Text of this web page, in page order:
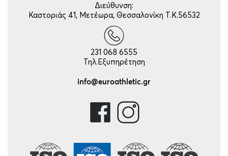
Διεύθυνση:
Καστοριάς 41, Μετέωρα, Θεσσαλονίκη Τ.Κ.56532
231 068 6555
Τηλ.Εξυπηρέτηση
info@euroathletic.gr